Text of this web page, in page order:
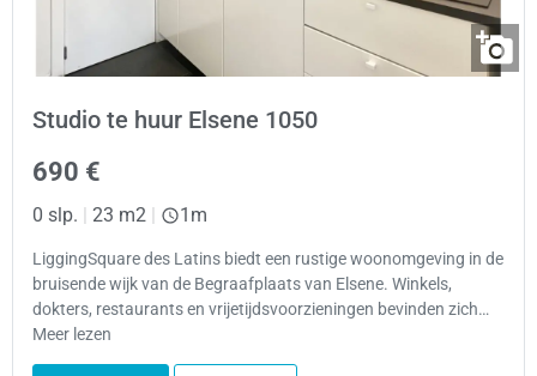
Studio te huur Elsene 1050
690 €
0 slp. | 23 m2 | 1m
LiggingSquare des Latins biedt een rustige woonomgeving in de
bruisende wijk van de Begraafplaats van Elsene. Winkels,
dokters, restaurants en vrijetijdsvoorzieningen bevinden zich…
Meer lezen